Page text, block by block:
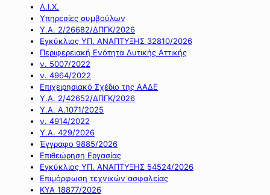
Λ.Ι.Χ.
Υπηρεσίες συμβούλων
Υ.Α. 2/26682/ΔΠΓΚ/2026
Εγκύκλιος ΥΠ. ΑΝΑΠΤΥΞΗΣ 32810/2026
Περιφερειακή Ενότητα Δυτικής Αττικής
ν. 5007/2022
ν. 4964/2022
Επιχειρησιακό Σχέδιο της ΑΑΔΕ
Υ.Α. 2/42652/ΔΠΓΚ/2026
Υ.Α. Α.1071/2025
ν. 4914/2022
Υ.Α. 429/2026
Έγγραφο 9885/2026
Επιθεώρηση Εργασίας
Εγκύκλιος ΥΠ. ΑΝΑΠΤΥΞΗΣ 54524/2026
Επιμόρφωση τεχνικών ασφαλείας
ΚΥΑ 18877/2026